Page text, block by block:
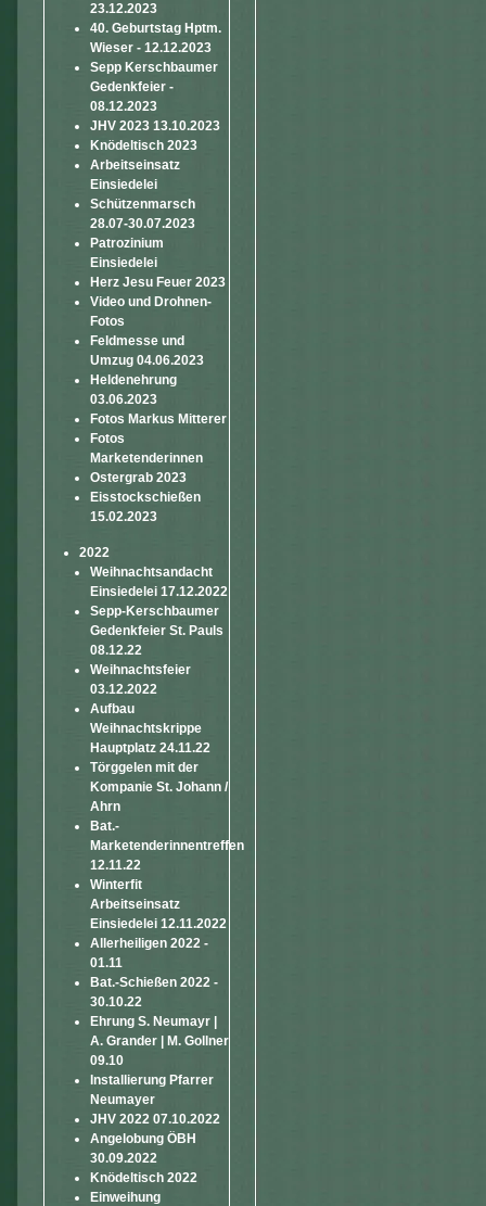
23.12.2023
40. Geburtstag Hptm.
Wieser - 12.12.2023
Sepp Kerschbaumer
Gedenkfeier -
08.12.2023
JHV 2023 13.10.2023
Knödeltisch 2023
Arbeitseinsatz
Einsiedelei
Schützenmarsch
28.07-30.07.2023
Patrozinium
Einsiedelei
Herz Jesu Feuer 2023
Video und Drohnen-
Fotos
Feldmesse und
Umzug 04.06.2023
Heldenehrung
03.06.2023
Fotos Markus Mitterer
Fotos
Marketenderinnen
Ostergrab 2023
Eisstockschießen
15.02.2023
2022
Weihnachtsandacht
Einsiedelei 17.12.2022
Sepp-Kerschbaumer
Gedenkfeier St. Pauls
08.12.22
Weihnachtsfeier
03.12.2022
Aufbau
Weihnachtskrippe
Hauptplatz 24.11.22
Törggelen mit der
Kompanie St. Johann /
Ahrn
Bat.-
Marketenderinnentreffen
12.11.22
Winterfit
Arbeitseinsatz
Einsiedelei 12.11.2022
Allerheiligen 2022 -
01.11
Bat.-Schießen 2022 -
30.10.22
Ehrung S. Neumayr |
A. Grander | M. Gollner
09.10
Installierung Pfarrer
Neumayer
JHV 2022 07.10.2022
Angelobung ÖBH
30.09.2022
Knödeltisch 2022
Einweihung